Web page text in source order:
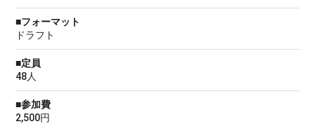
■フォーマット
ドラフト
■定員
48人
■参加費
2,500円